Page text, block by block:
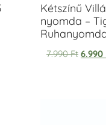
Kétszínű
nyomda –
7.990Ft 6.990